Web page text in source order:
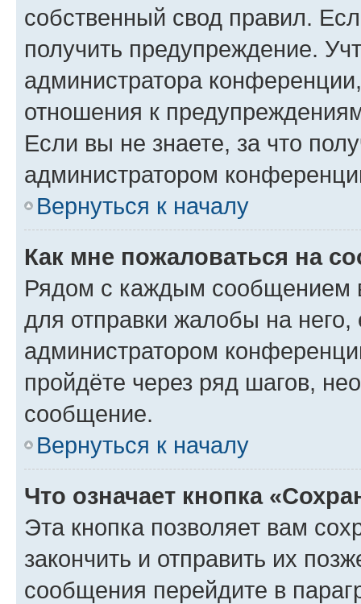
собственный свод правил.
получить предупреждение.
администратора
отношения к
Если вы не знаете, за что
администратором
Вернуться к началу
Как мне пожаловаться на
Рядом с каждым сообщением
для отправки жалобы на
администратором
пройдёте через ряд шагов,
сообщение.
Вернуться к началу
Что означает кнопка
Эта кнопка позволяет вам
закончить и отправить их
сообщения перейдите в